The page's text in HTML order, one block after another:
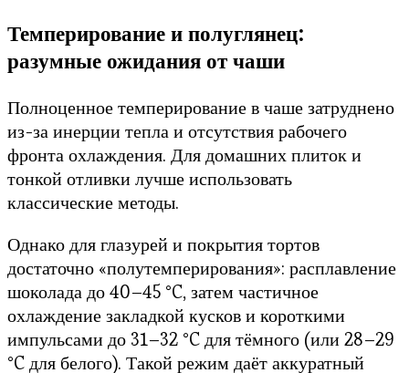
Темперирование и полуглянец:
разумные ожидания от чаши
Полноценное темперирование в чаше затруднено
из-за инерции тепла и отсутствия рабочего
фронта охлаждения. Для домашних плиток и
тонкой отливки лучше использовать
классические методы.
Однако для глазурей и покрытия тортов
достаточно «полутемперирования»: расплавление
шоколада до 40–45 °C, затем частичное
охлаждение закладкой кусков и короткими
импульсами до 31–32 °C для тёмного (или 28–29
°C для белого). Такой режим даёт аккуратный